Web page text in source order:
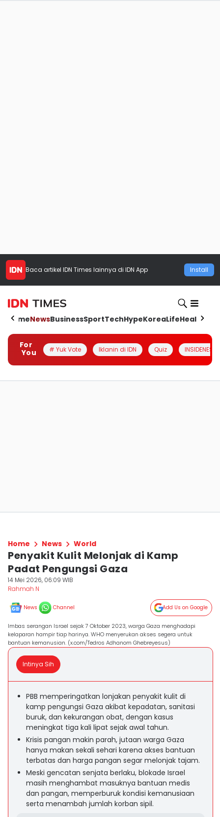
Baca artikel IDN Times lainnya di IDN App Install
HomeNewsBusinessSportTechHypeKoreaLifeHealth
For
You
# Yuk Vote Iklanin di IDN Quiz INSIDENESIA
Home News World
Penyakit Kulit Melonjak di Kamp
Padat Pengungsi Gaza
14 Mei 2026, 06:09 WIB
Rahmah N
News Channel Add Us on Google
Imbas serangan Israel sejak 7 Oktober 2023, warga Gaza menghadapi
kelaparan hampir tiap harinya. WHO menyerukan akses segera untuk
bantuan kemanusian. (x.com/Tedros Adhanom Ghebreyesus)
Intinya Sih
PBB memperingatkan lonjakan penyakit kulit di
kamp pengungsi Gaza akibat kepadatan, sanitasi
buruk, dan kekurangan obat, dengan kasus
meningkat tiga kali lipat sejak awal tahun.
Krisis pangan makin parah, jutaan warga Gaza
hanya makan sekali sehari karena akses bantuan
terbatas dan harga pangan segar melonjak tajam.
Meski gencatan senjata berlaku, blokade Israel
masih menghambat masuknya bantuan medis
dan pangan, memperburuk kondisi kemanusiaan
serta menambah jumlah korban sipil.